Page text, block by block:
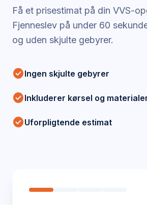
Få et prisestimat på din VVS-
Fjenneslev på under 60
og uden skjulte gebyrer.
check_circleIngen skjulte gebyrer
check_circleInkluderer kørsel og
check_circleUforpligtende estimat